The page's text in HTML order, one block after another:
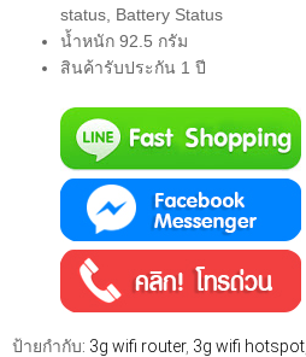
status, Battery Status
น้ำหนัก 92.5 กรัม
สินค้ารับประกัน 1 ปี
ป้ายกำกับ: 3g wifi router, 3g wifi hotspot